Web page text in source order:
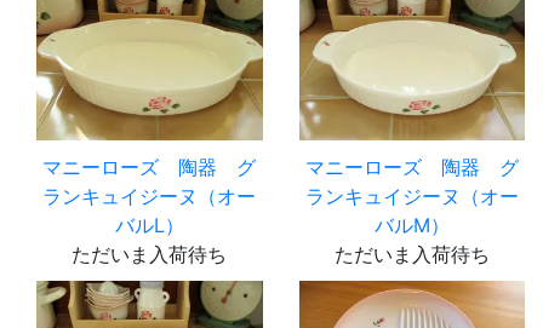
マニーローズ 陶器 グ
ランキュイジーヌ（オー
バルL）
ただいま入荷待ち
マニーローズ 陶器 グ
ランキュイジーヌ（オー
バルM）
ただいま入荷待ち